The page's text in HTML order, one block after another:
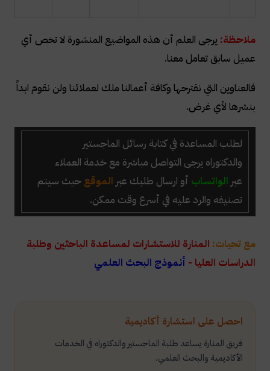
احصل على استشارة أكاديمية
فريق المنارة يساعد طلبة الماجستير والدكتوراه في الخدمات
الأكاديمية والبحث العلمي.
ملاحظة: يرجى العلم أن هذه المواضيع المنشورة لا تخص أي
عميل سابق تعامل معنا.
فالعناوين التي نقترحها وكافة أعمالنا ملك لعملائنا ولن نقوم ابداً
بنشرها لأي غرض.
لطلب المساعدة في كتابة رسائل الماجستير
والدكتوراه يرجى التواصل مباشرة مع خدمة العملاء
عبر الواتساب أو ارسال طلبك عبر الموقع حيث سيتم
تصنيفه والرد عليه في أسرع وقت ممكن.
مع تحيات: المنارة للاستشارات لمساعدة الباحثين وطلبة
الدراسات العليا - أنموذج البحث العلمي